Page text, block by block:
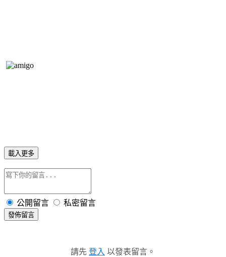
載入更多
公開留言 私密留言
發佈留言
請先 登入 以發表留言。